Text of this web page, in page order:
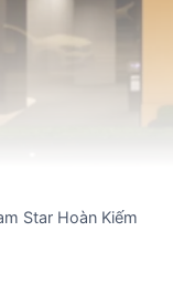
Star Hoàn Kiếm